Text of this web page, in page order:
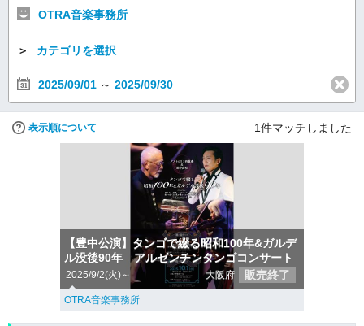
OTRA音楽事務所
＞ カテゴリを選択
2025/09/01 ～ 2025/09/30
表示順について 1件マッチしました
【豊中公演】タンゴで綴る昭和100年&ガルデ
ル没後90年 アルゼンチンタンゴコンサート
2025/9/2(火)～ 大阪府 販売終了
OTRA音楽事務所